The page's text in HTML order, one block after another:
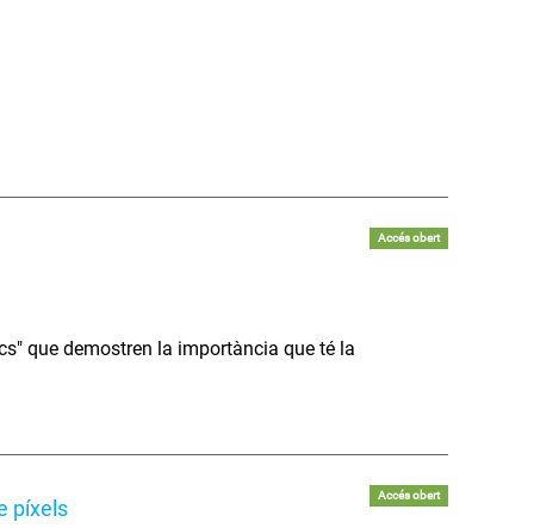
Accés obert
que demostren la importància que té la
píxels
Accés obert